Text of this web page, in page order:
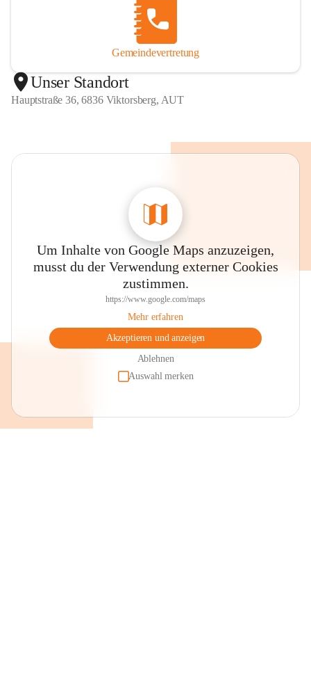
Gemeindevertretung
Unser Standort
Hauptstraße 36, 6836 Viktorsberg, AUT
Um Inhalte von Google Maps anzuzeigen,
musst du der Verwendung externer Cookies
zustimmen.
https://www.google.com/maps
Mehr erfahren
Akzeptieren und anzeigen
Ablehnen
Auswahl merken